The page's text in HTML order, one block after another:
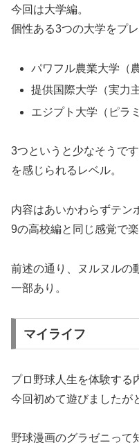
今回は大学編。
個性ある3つの大学をプレ
パワフル農業大学（
提供国際大学（実力
エジプト大学（ピラ
3つというと少なそうで
を感じられるレベル。
内容はあいかわらずテン
9の高校編と同じ感覚で楽
前述の通り、ヌルヌルの
一部あり。
マイライフ
プロ野球人生を体験する
今回初めて遊びましたが
野球漫画のグラゼニって